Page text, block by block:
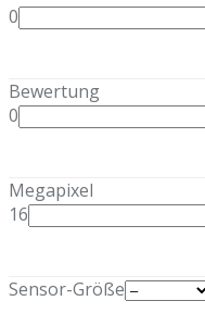
0
Bewertung
0
Megapixel
16
Sensor-Größe